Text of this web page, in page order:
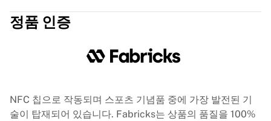
정품 인증
NFC 칩으로 작동되며 스포츠 기념품 중에 가장 발전된 기
술이 탑재되어 있습니다. Fabricks는 상품의 품질을 100%